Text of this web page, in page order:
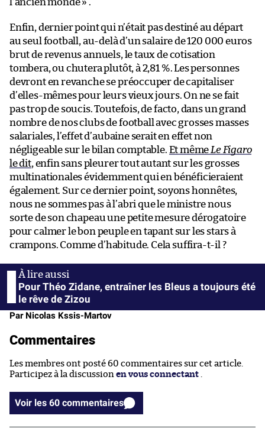
Enfin, dernier point qui n’était pas destiné au départ
au seul football, au-delà d’un salaire de 120 000 euros
brut de revenus annuels, le taux de cotisation
tombera, ou chutera plutôt, à 2,81 %. Les personnes
devront en revanche se préoccuper de capitaliser
d’elles-mêmes pour leurs vieux jours. On ne se fait
pas trop de soucis. Toutefois, de facto, dans un grand
nombre de nos clubs de football avec grosses masses
salariales, l’effet d’aubaine serait en effet non
négligeable sur le bilan comptable. Et même Le Figaro
le dit, enfin sans pleurer tout autant sur les grosses
multinationales évidemment qui en bénéficieraient
également. Sur ce dernier point, soyons honnêtes,
nous ne sommes pas à l’abri que le ministre nous
sorte de son chapeau une petite mesure dérogatoire
pour calmer le bon peuple en tapant sur les stars à
crampons. Comme d’habitude. Cela suffira-t-il ?
Pour Théo Zidane, entraîner les Bleus a toujours été
le rêve de Zizou
Par Nicolas Kssis-Martov
Commentaires
Les membres ont posté 60 commentaires sur cet article.
Participez à la discussion en vous connectant
Voir les 60 commentaires